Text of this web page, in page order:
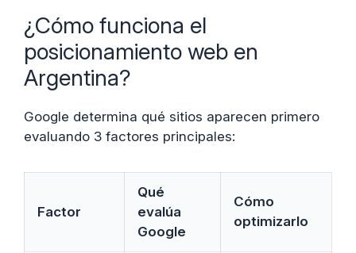
¿Cómo funciona el
posicionamiento web en
Argentina?
Google determina qué sitios aparecen primero
evaluando 3 factores principales:
Factor
Qué
evalúa
Google
Cómo
optimizarlo